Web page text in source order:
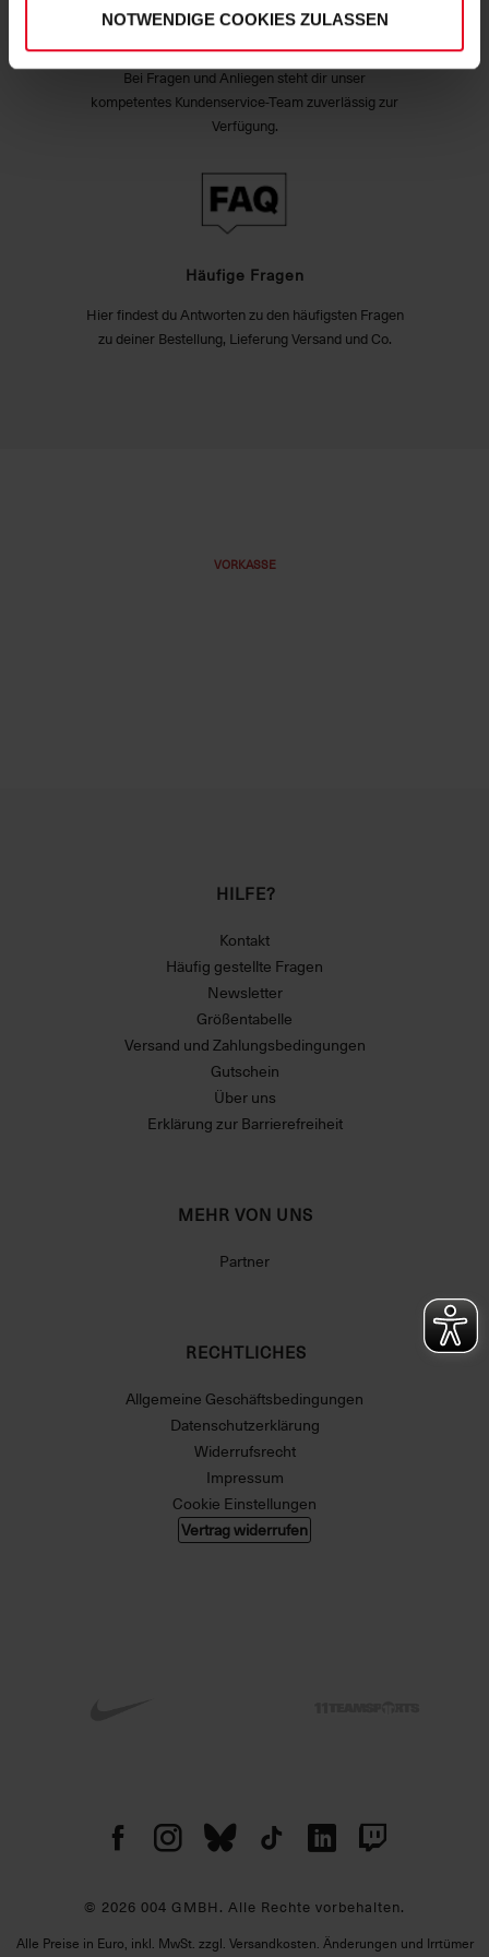
NOTWENDIGE COOKIES ZULASSEN
Bei Fragen und Anliegen steht dir unser
kompetentes Kundenservice-Team zuverlässig zur
Verfügung.
Häufige Fragen
Hier findest du Antworten zu den häufigsten Fragen
zu deiner Bestellung, Lieferung Versand und Co.
VORKASSE
HILFE?
Kontakt
Häufig gestellte Fragen
Newsletter
Größentabelle
Versand und Zahlungsbedingungen
Gutschein
Über uns
Erklärung zur Barrierefreiheit
MEHR VON UNS
Partner
RECHTLICHES
Allgemeine Geschäftsbedingungen
Datenschutzerklärung
Widerrufsrecht
Impressum
Cookie Einstellungen
Vertrag widerrufen
© 2026 004 GMBH. Alle Rechte vorbehalten.
Alle Preise in Euro, inkl. MwSt. zzgl. Versandkosten. Änderungen und Irrtümer